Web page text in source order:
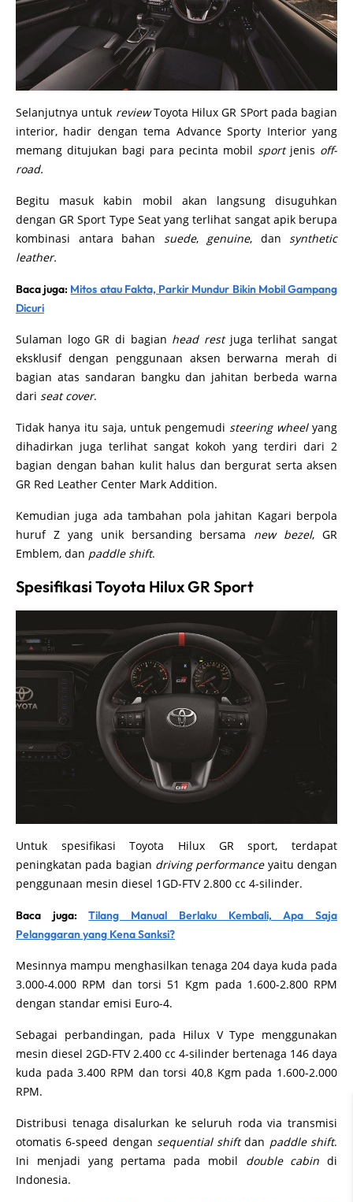
Selanjutnya untuk reviewToyota Hilux GR SPort pada bagian
interior, hadir dengan tema Advance Sporty Interior yang
memang ditujukan bagi para pecinta mobil sport jenis off-
road.
Begitu masuk kabin mobil akan langsung disuguhkan
dengan GR Sport Type Seat yang terlihat sangat apik berupa
kombinasi antara bahan suede, genuine, dan synthetic
leather.
Baca juga: Mitos atau Fakta, Parkir Mundur Bikin Mobil Gampang
Dicuri
Sulaman logo GR di bagian head restjuga terlihat sangat
eksklusif dengan penggunaan aksen berwarna merah di
bagian atas sandaran bangku dan jahitan berbeda warna
dari seat cover.
Tidak hanya itu saja, untuk pengemudi steering wheel yang
dihadirkan juga terlihat sangat kokoh yang terdiri dari 2
bagian dengan bahan kulit halus dan bergurat serta aksen
GR Red Leather Center Mark Addition.
Kemudian juga ada tambahan pola jahitan Kagari berpola
huruf Z yang unik bersanding bersama new bezel, GR
Emblem, dan paddle shift.
Spesifikasi Toyota Hilux GR Sport
Untuk spesifikasi Toyota Hilux GR sport, terdapat
peningkatan pada bagian driving performance yaitu dengan
penggunaan mesin diesel 1GD-FTV 2.800 cc 4-silinder.
Baca juga:Tilang Manual Berlaku Kembali, Apa Saja
Pelanggaran yang Kena Sanksi?
Mesinnya mampu menghasilkan tenaga 204 daya kuda pada
3.000-4.000 RPM dan torsi 51 Kgm pada 1.600-2.800 RPM
dengan standar emisi Euro-4.
Sebagai perbandingan, pada Hilux V Type menggunakan
mesin diesel 2GD-FTV 2.400 cc 4-silinder bertenaga 146 daya
kuda pada 3.400 RPM dan torsi 40,8 Kgm pada 1.600-2.000
RPM.
Distribusi tenaga disalurkan ke seluruh roda via transmisi
otomatis 6-speed dengan sequential shiftdan paddle shift.
Ini menjadi yang pertama pada mobil double cabin di
Indonesia.